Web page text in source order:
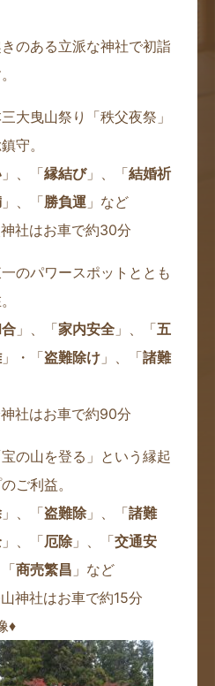
のある立派な神社で初詣
大曳山祭り「秩父夜祭」
守。
」、「縁結び」、「結婚祈
」、「勝負運 」など
社はお車で約30分
一のパワースポットととも
」、「家内安全 」、「五
」・「盗難除け 」、「諸難
社はお車で約90分
宝の山を登る」という縁起
ご利益。
」、「盗難除」、「諸難
」、「厄除」、「交通安
商売繁昌 」など
神社はお車で約15分
♦